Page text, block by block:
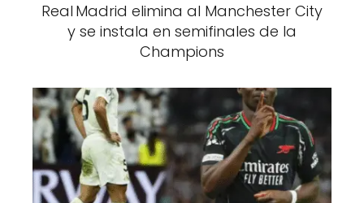
Real Madrid elimina al Manchester City
y se instala en semifinales de la
Champions